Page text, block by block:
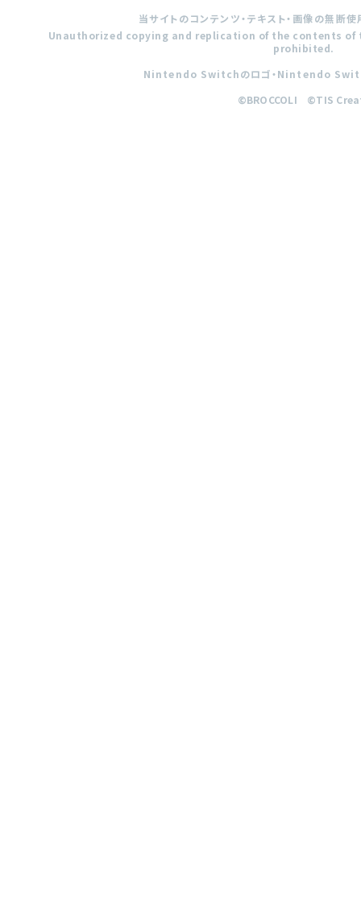
当サイトのコンテンツ・テキスト・画像の無断使
Unauthorized copying and replication of the contents of
prohibited.
Nintendo Switchのロゴ・Nintendo
©BROCCOLI ©TIS